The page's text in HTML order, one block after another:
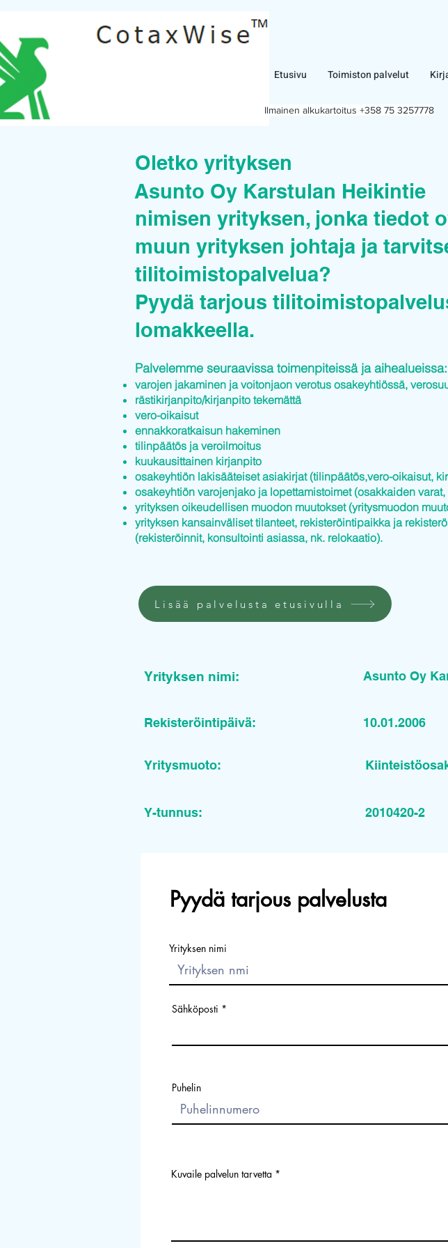
Etusivu Toimiston palvelut
Ilmainen alkukartoitus +358 75 3257778
Oletko yrityksen
nimisen yrityksen, jonka tiedot
muun yrityksen johtaja ja
tilitoimistopalvelua?
Pyydä tarjous
lomakkeella.
Palvelemme seuraavissa toimenpiteissä ja aihealueissa:
varojen jakaminen ja voitonjaon verotus osakeyhtiössä,
rästikirjanpito/kirjanpito tekemättä
vero-oikaisut
ennakkoratkaisun hakeminen
tilinpäätös ja veroilmoitus
kuukausittainen kirjanpito
osakeyhtiön lakisääteiset asiakirjat (tilinpäätös,vero-oikaisut,
osakeyhtiön varojenjako ja lopettamistoimet (osakkaiden varat,
yrityksen oikeudellisen muodon muutokset (yritysmuodon
yrityksen kansainväliset tilanteet, rekisteröintipaikka ja
(rekisteröinnit, konsultointi asiassa, nk. relokaatio).
Asunto Oy Karstulan Heikintie
Lisää palvelusta etusivulla
Yrityksen nimi: Asunto Oy
Rekisteröintipäivä: 10.01.2006
Yritysmuoto:
Y-tunnus: 2010420-2
Pyydä tarjous palvelusta
Yrityksen nimi
Sähköposti
Puhelin
Kuvaile palvelun tarvetta